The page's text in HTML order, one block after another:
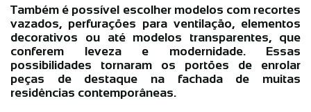
Também é possível escolher modelos com recortes
vazados, perfurações para ventilação, elementos
decorativos ou até modelos transparentes, que
conferem leveza e modernidade. Essas
possibilidades tornaram os portões de enrolar
peças de destaque na fachada de muitas
residências contemporâneas.